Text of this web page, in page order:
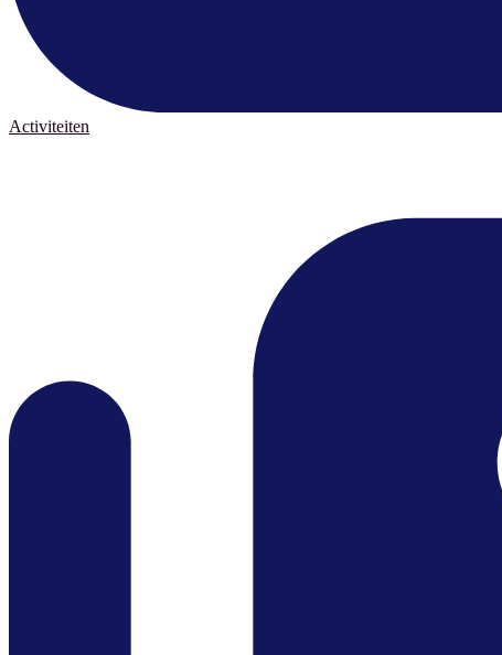
Activiteiten